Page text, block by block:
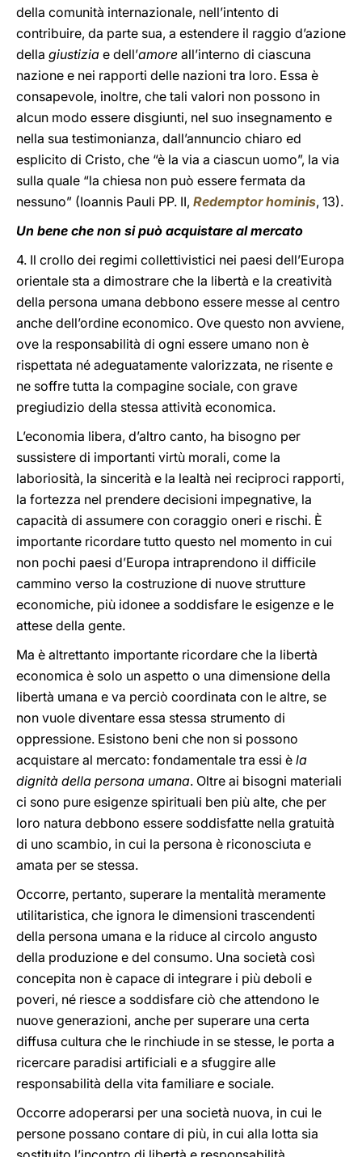
della comunità internazionale, nell’intento di
contribuire, da parte sua, a estendere il raggio d’azione
della giustizia e dell’amore all’interno di ciascuna
nazione e nei rapporti delle nazioni tra loro. Essa è
consapevole, inoltre, che tali valori non possono in
alcun modo essere disgiunti, nel suo insegnamento e
nella sua testimonianza, dall’annuncio chiaro ed
esplicito di Cristo, che “è la via a ciascun uomo”, la via
sulla quale “la chiesa non può essere fermata da
nessuno” (Ioannis Pauli PP. II, Redemptor hominis, 13).
Un bene che non si può acquistare al mercato
4. Il crollo dei regimi collettivistici nei paesi dell’Europa
orientale sta a dimostrare che la libertà e la creatività
della persona umana debbono essere messe al centro
anche dell’ordine economico. Ove questo non avviene,
ove la responsabilità di ogni essere umano non è
rispettata né adeguatamente valorizzata, ne risente e
ne soffre tutta la compagine sociale, con grave
pregiudizio della stessa attività economica.
L’economia libera, d’altro canto, ha bisogno per
sussistere di importanti virtù morali, come la
laboriosità, la sincerità e la lealtà nei reciproci rapporti,
la fortezza nel prendere decisioni impegnative, la
capacità di assumere con coraggio oneri e rischi. È
importante ricordare tutto questo nel momento in cui
non pochi paesi d’Europa intraprendono il difficile
cammino verso la costruzione di nuove strutture
economiche, più idonee a soddisfare le esigenze e le
attese della gente.
Ma è altrettanto importante ricordare che la libertà
economica è solo un aspetto o una dimensione della
libertà umana e va perciò coordinata con le altre, se
non vuole diventare essa stessa strumento di
oppressione. Esistono beni che non si possono
acquistare al mercato: fondamentale tra essi è la
dignità della persona umana. Oltre ai bisogni materiali
ci sono pure esigenze spirituali ben più alte, che per
loro natura debbono essere soddisfatte nella gratuità
di uno scambio, in cui la persona è riconosciuta e
amata per se stessa.
Occorre, pertanto, superare la mentalità meramente
utilitaristica, che ignora le dimensioni trascendenti
della persona umana e la riduce al circolo angusto
della produzione e del consumo. Una società così
concepita non è capace di integrare i più deboli e
poveri, né riesce a soddisfare ciò che attendono le
nuove generazioni, anche per superare una certa
diffusa cultura che le rinchiude in se stesse, le porta a
ricercare paradisi artificiali e a sfuggire alle
responsabilità della vita familiare e sociale.
Occorre adoperarsi per una società nuova, in cui le
persone possano contare di più, in cui alla lotta sia